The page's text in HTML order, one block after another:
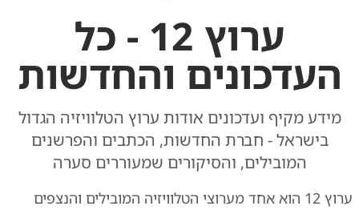
ערוץ 12 - כל
העדכונים והחדשות
מידע מקיף ועדכונים אודות ערוץ הטלוויזיה הגדול
בישראל - חברת החדשות, הכתבים והפרשנים
המובילים, והסיקורים שמעוררים סערה
ערוץ 12 הוא אחד מערוצי הטלוויזיה המובילים והנצפים